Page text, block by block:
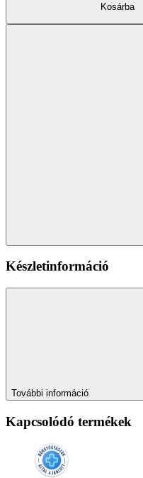
Kosárba
Készletinformáció
További információ
Kapcsolódó termékek